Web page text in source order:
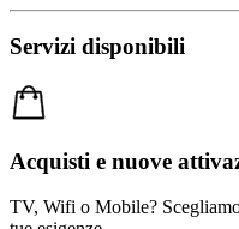
Servizi disponibili
Acquisti e nuove
TV, Wifi o Mobile?